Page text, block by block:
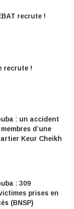
recrute !
recrute !
: un accident
d’une
Keur Cheikh
: 309
prises en
(BNSP)